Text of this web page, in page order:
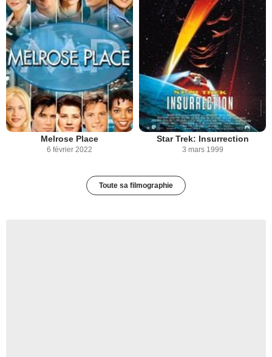
Melrose Place
6 février 2022
Star Trek: Insurrection
3 mars 1999
Toute sa filmographie